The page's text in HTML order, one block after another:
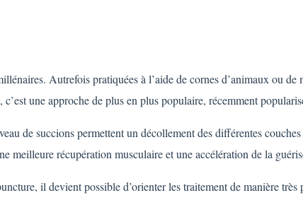
Autrefois pratiquées à l’aide de cornes d’animaux ou
une approche de plus en plus populaire, récemment
de succions permettent un décollement des différentes
meilleure récupération musculaire et une accélération de la
il devient possible d’orienter les traitement de manière